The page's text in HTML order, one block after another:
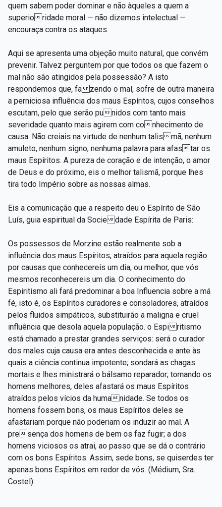
quem sabem poder dominar e não àqueles a quem a
superioridade moral — não dizemos intelectual —
encouraça contra os ataques.
Aqui se apresenta uma objeção muito natural, que convém
prevenir. Talvez perguntem por que todos os que fazem o
mal não são atingidos pela possessão? A isto
respondemos que, fazendo o mal, sofre de outra maneira
a perniciosa influência dos maus Espíritos, cujos conselhos
escutam, pelo que serão punidos com tanto mais
severidade quanto mais agirem com conhecimento de
causa. Não creiais na virtude de nenhum talismã, nenhum
amuleto, nenhum signo, nenhuma palavra para afastar os
maus Espíritos. A pureza de coração e de intenção, o amor
de Deus e do próximo, eis o melhor talismã, porque lhes
tira todo Império sobre as nossas almas.
Eis a comunicação que a respeito deu o Espírito de São
Luís, guia espiritual da Sociedade Espírita de Paris:
Os possessos de Morzine estão realmente sob a
influência dos maus Espíritos, atraídos para aquela região
por causas que conhecereis um dia, ou melhor, que vós
mesmos reconhecereis um dia. O conhecimento do
Espiritismo ali fará predominar a boa Influencia sobre a má
fé, isto é, os Espíritos curadores e consoladores, atraídos
pelos fluidos simpáticos, substituirão a maligna e cruel
influência que desola aquela população. o Espiritismo
está chamado a prestar grandes serviços: será o curador
dos males cuja causa era antes desconhecida e ante às
quais a ciência continua impotente; sondará as chagas
mortais e lhes ministrará o bálsamo reparador; tornando os
homens melhores, deles afastará os maus Espíritos
atraídos pelos vícios da humanidade. Se todos os
homens fossem bons, os maus Espíritos deles se
afastariam porque não poderiam os induzir ao mal. A
presença dos homens de bem os faz fugir; a dos
homens viciosos os atrai, ao passo que se dá o contrário
com os bons Espíritos. Assim, sede bons, se quiserdes ter
apenas bons Espíritos em redor de vós. (Médium, Sra.
Costel).